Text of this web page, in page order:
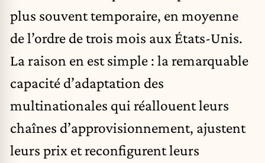
plus souvent temporaire, en moyenne
de l’ordre de trois mois aux États-Unis.
La raison en est simple : la remarquable
capacité d’adaptation des
multinationales qui réallouent leurs
chaînes d’approvisionnement, ajustent
leurs prix et reconfigurent leurs